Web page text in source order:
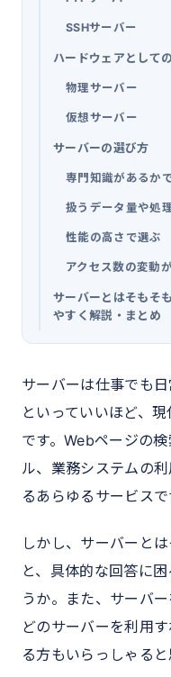
SSHサーバー
ハードウェアとして
物理サーバー
仮想サーバー
サーバーの選び方
専門知識があるか
扱うデータ量や処
性能の高さで選ぶ
アクセス数の変動
サーバーとはそもそ
やすく解説・まとめ
サーバーは仕事でも
といっていいほど、
です。Webページの
ル、業務システムの
るあらゆるサービス
しかし、サーバーと
と、具体的な回答に
うか。また、サーバ
どのサーバーを利用
る方もいらっしゃると